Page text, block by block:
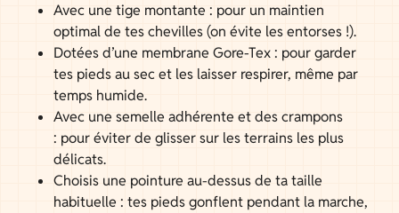
Avec une tige montante : pour un maintien
optimal de tes chevilles (on évite les entorses !).
Dotées d’une membrane Gore-Tex : pour garder
tes pieds au sec et les laisser respirer, même par
temps humide.
Avec une semelle adhérente et des crampons
: pour éviter de glisser sur les terrains les plus
délicats.
Choisis une pointure au-dessus de ta taille
habituelle : tes pieds gonflent pendant la marche,